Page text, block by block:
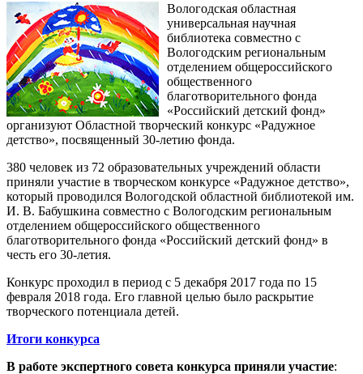
Вологодская областная
универсальная научная
библиотека совместно с
Вологодским региональным
отделением общероссийского
общественного
благотворительного фонда
«Российский детский фонд»
организуют Областной творческий конкурс «Радужное
детство», посвященный 30-летию фонда.
380 человек из 72 образовательных учреждений области
приняли участие в творческом конкурсе «Радужное детство»,
который проводился Вологодской областной библиотекой им.
И. В. Бабушкина совместно с Вологодским региональным
отделением общероссийского общественного
благотворительного фонда «Российский детский фонд» в
честь его 30-летия.
Конкурс проходил в период с 5 декабря 2017 года по 15
февраля 2018 года. Его главной целью было раскрытие
творческого потенциала детей.
Итоги конкурса
В работе экспертного совета конкурса приняли участие: